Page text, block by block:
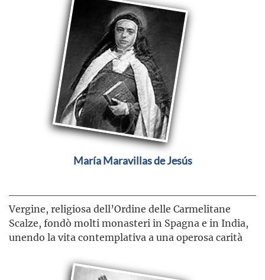
María Maravillas de Jesús
Vergine, religiosa dell’Ordine delle Carmelitane
Scalze, fondò molti monasteri in Spagna e in India,
unendo la vita contemplativa a una operosa carità